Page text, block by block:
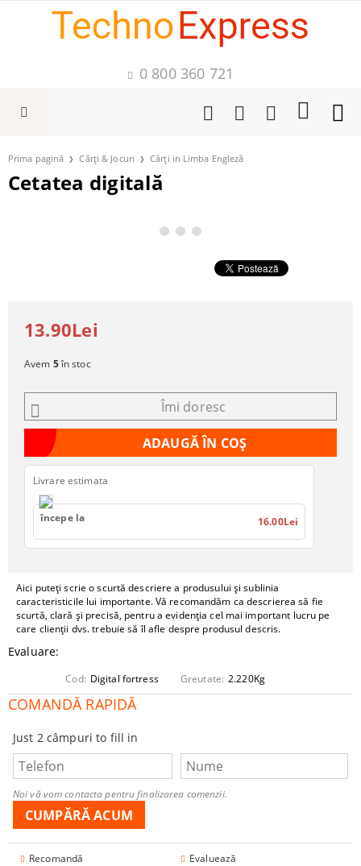
0 800 360 721
Prima pagină Cărți & Jocuri Cărți in Limba Engleză
Cetatea digitală
Aici puteți scrie o scurtă descriere a produsului și sublinia
caracteristicile lui importante. Vă recomandăm ca descrierea să fie
scurtă, clară și precisă, pentru a evidenția cel mai important lucru pe
care clienții dvs. trebuie să îl afle despre produsul descris.
Evaluare:
Cod: Digital fortress Greutate: 2.220Kg
COMANDĂ RAPIDĂ
Just 2 câmpuri to fill in
Noi vă vom contacta pentru finalizarea comenzii.
Recomandă Evaluează
13.90Lei
Avem 5în stoc
Îmi doresc
Livrare estimata
începe la 16.00Lei